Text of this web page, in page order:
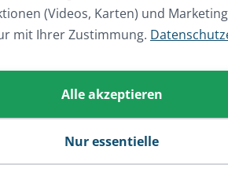
(Videos, Karten) und
mit Ihrer Zustimmung.
Alle akzeptieren
Nur essentielle